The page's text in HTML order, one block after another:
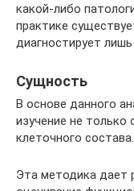
какой-либо
практике
диагностирует
Сущность
В основе данного
изучение не только
клеточного состава.
Эта методика дает